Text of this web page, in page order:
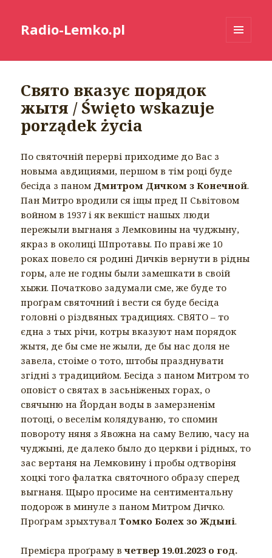
Radio-Lemko.pl
Свято вказує порядок
жытя / Święto wskazuje
porządek życia
По святочній перерві приходиме до Вас з
новыма авдициями, першом в тiм році буде
бесіда з паном Дмитром Дичком з Конечной.
Пан Митро вродили ся iщы пред ІІ Сьвiтовом
войном в 1937 i як векшiст нашых люди
пережыли выгнаня з Лемковины на чуджыну,
якраз в околиці Шпротавы. По праві же 10
роках повело ся родині Дичків вернути в рідны
горы, але не годны были замешкати в своій
хыжи. Початково задумали сме, же буде то
проґрам святочний і вести ся буде бесіда
головні о різдвяных традициях. СВЯТО – то
єдна з тых річи, котры вказуют нам порядок
жытя, де бы сме не жыли, де бы нас доля не
завела, стоіме о тото, штобы празднувати
згідні з традицийом. Бесіда з паном Митром то
оповіст о святах в засьніженых горах, о
свячыню на Йордан воды в замерзненім
потоці, о веселім колядуваню, то спомин
повороту няня з Явожна на саму Велию, часу на
чуджыні, де далеко было до церкви і рідных, то
зас вертаня на Лемковину і пробы одтворіня
хоцкі того фалатка святочного образу сперед
выгнаня. Щыро просиме на сентиментальну
подорож в минуле з паном Митром Дичко.
Проґрам зрыхтувалТомко Болех зо Ждыні.
Премієра проґраму вчетвер 19.01.2023 о год.